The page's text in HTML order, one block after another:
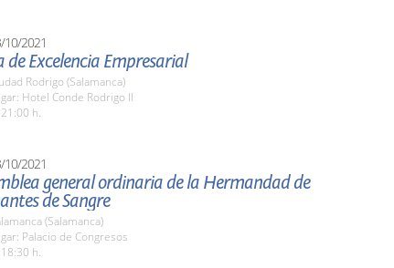
10/2021
de Excelencia Empresarial
Rodrigo (Salamanca)
Hotel Conde Rodrigo II
h.
10/2021
general ordinaria de la Hermandad de
de Sangre
(Salamanca)
Palacio de Congresos
h.